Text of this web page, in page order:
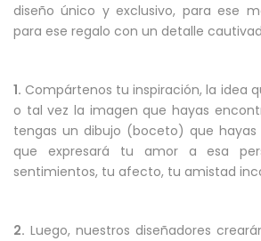
diseño único y exclusivo, para ese
para ese regalo con un detalle
1. Compártenos tu inspiración, la idea
o tal vez la imagen que hayas
tengas un dibujo (boceto) que hayas
que expresará tu amor a esa
sentimientos, tu afecto, tu amistad
2. Luego, nuestros diseñadores